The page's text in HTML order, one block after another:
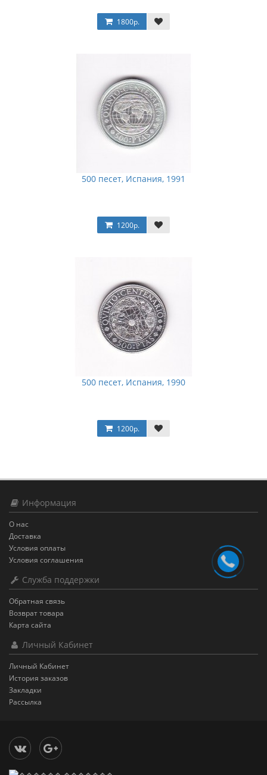
1800р.
500 песет, Испания, 1991
1200р.
500 песет, Испания, 1990
1200р.
Информация
О нас
Доставка
Условия оплаты
Условия соглашения
Служба поддержки
Обратная связь
Возврат товара
Карта сайта
Личный Кабинет
Личный Кабинет
История заказов
Закладки
Рассылка